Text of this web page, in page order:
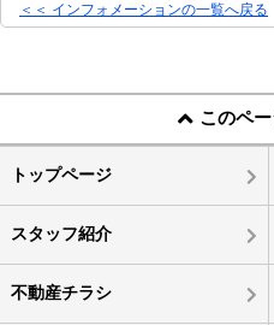
＜＜ インフォメーションの一覧へ戻る
このペ
トップページ
スタッフ紹介
不動産チラシ